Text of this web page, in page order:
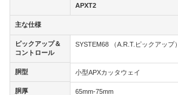
主な仕様
ピックアップ＆
コントロール
胴型
胴厚
APXT2
主な仕様
ピックアップ＆
コントロール
SYSTEM68 （A.R.T.ピックアップ）
胴型 小型APXカッタウェイ
胴厚 65mm-75mm